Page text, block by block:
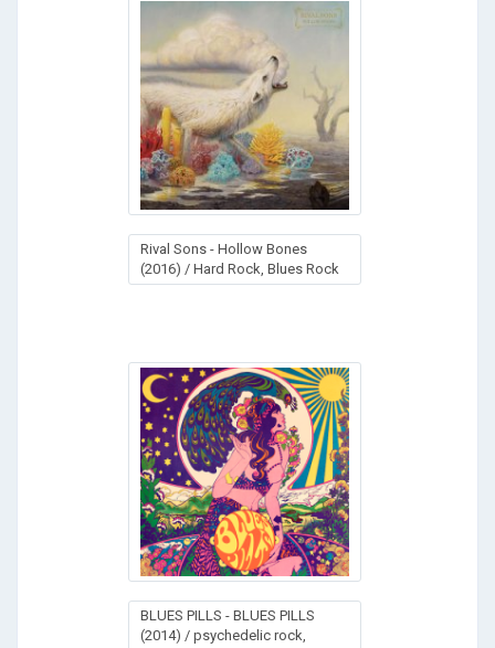
Rival Sons - Hollow Bones
(2016) / Hard Rock, Blues Rock
BLUES PILLS - BLUES PILLS
(2014) / psychedelic rock,